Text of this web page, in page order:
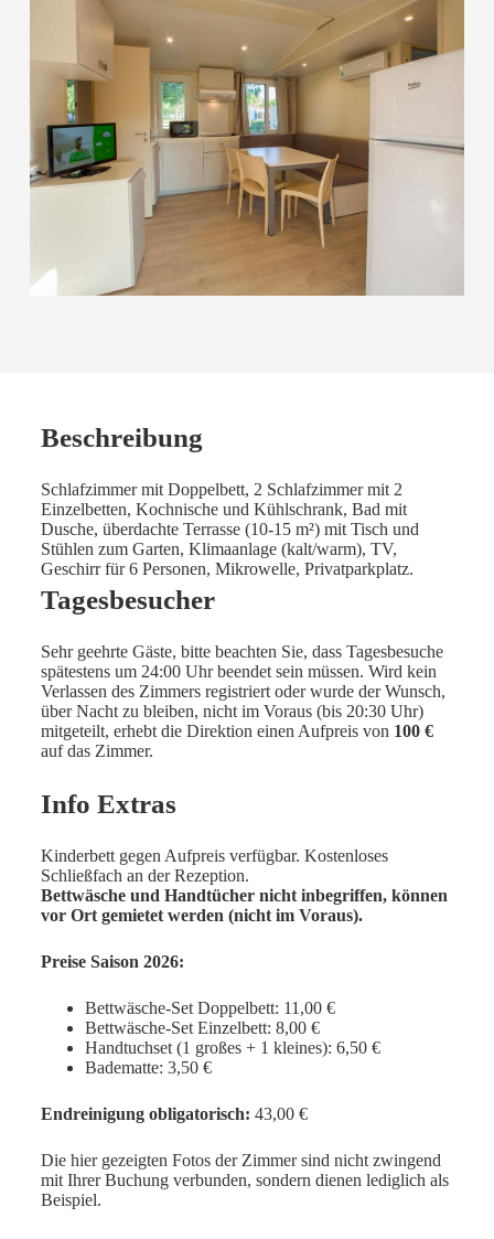
Beschreibung
Schlafzimmer mit Doppelbett, 2 Schlafzimmer mit 2
Einzelbetten, Kochnische und Kühlschrank, Bad mit
Dusche, überdachte Terrasse (10-15 m²) mit Tisch und
Stühlen zum Garten, Klimaanlage (kalt/warm), TV,
Geschirr für 6 Personen, Mikrowelle, Privatparkplatz.
Tagesbesucher
Sehr geehrte Gäste, bitte beachten Sie, dass Tagesbesuche
spätestens um 24:00 Uhr beendet sein müssen. Wird kein
Verlassen des Zimmers registriert oder wurde der Wunsch,
über Nacht zu bleiben, nicht im Voraus (bis 20:30 Uhr)
mitgeteilt, erhebt die Direktion einen Aufpreis von 100 €
auf das Zimmer.
Info Extras
Kinderbett gegen Aufpreis verfügbar. Kostenloses
Schließfach an der Rezeption.
Bettwäsche und Handtücher nicht inbegriffen, können
vor Ort gemietet werden (nicht im Voraus).
Preise Saison 2026:
Bettwäsche-Set Doppelbett: 11,00 €
Bettwäsche-Set Einzelbett: 8,00 €
Handtuchset (1 großes + 1 kleines): 6,50 €
Badematte: 3,50 €
Endreinigung obligatorisch: 43,00 €
Die hier gezeigten Fotos der Zimmer sind nicht zwingend
mit Ihrer Buchung verbunden, sondern dienen lediglich als
Beispiel.